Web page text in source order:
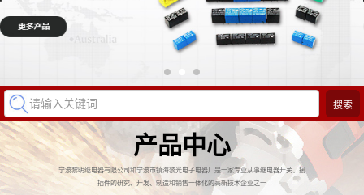
产品中心
宁波黎明继电器有限公司和宁波市镇海黎光电子电器厂是一家专业从事继电器开关、接
插件的研究、开发、制造和销售一体化的高新技术企业之一